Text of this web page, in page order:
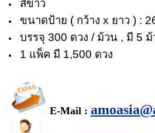
สีขาว
ขนาดป้าย ( กว้าง x ยาว ) :
บรรจุ 300 ดวง / ม้วน , มี 5
1 แพ็ค มี 1,500 ดวง
E-Mail :